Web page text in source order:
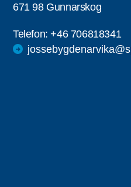
671 98 Gunnarskog
Telefon:+46 706818341